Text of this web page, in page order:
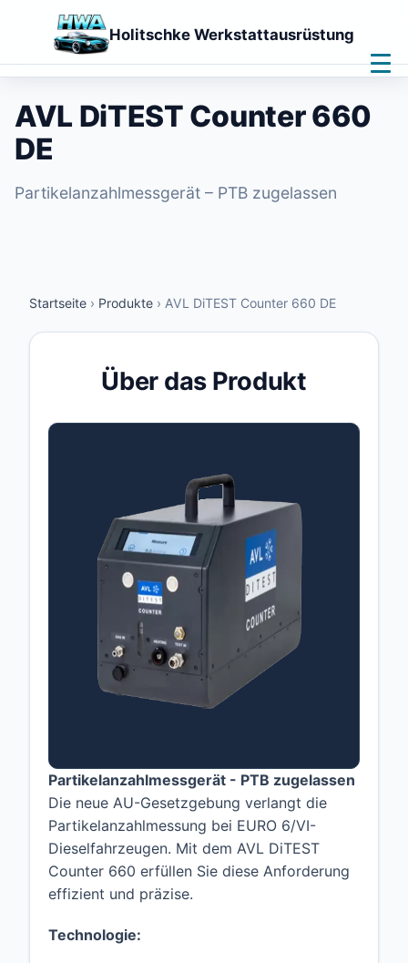
Holitschke Werkstattausrüstung
Home
Produkte
Fernwartung
AVL DiTEST Counter 660
DE
Partikelanzahlmessgerät – PTB zugelassen
Startseite › Produkte › AVL DiTEST Counter 660 DE
Über das Produkt
Partikelanzahlmessgerät - PTB zugelassen
Die neue AU-Gesetzgebung verlangt die
Partikelanzahlmessung bei EURO 6/VI-
Dieselfahrzeugen. Mit dem AVL DiTEST
Counter 660 erfüllen Sie diese Anforderung
effizient und präzise.
Technologie: